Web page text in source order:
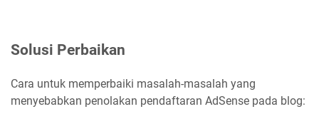
Solusi Perbaikan
Cara untuk memperbaiki masalah-masalah yang
menyebabkan penolakan pendaftaran AdSense pada blog: